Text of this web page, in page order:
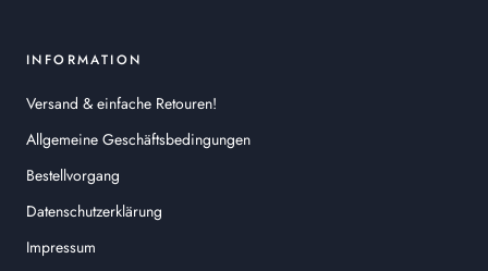
INFORMATION
Versand & einfache Retouren!
Allgemeine Geschäftsbedingungen
Bestellvorgang
Datenschutzerklärung
Impressum